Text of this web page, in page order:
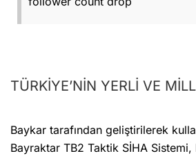
TÜRKİYE’NİN YERLİ VE
Baykar tarafından geliştirilerek
Bayraktar TB2 Taktik SİHA Sistemi,